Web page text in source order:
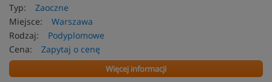
Typ:
Zaoczne
Miejsce:
Warszawa
Rodzaj:
Podyplomowe
Cena:
Zapytaj o cenę
Więcej informacji